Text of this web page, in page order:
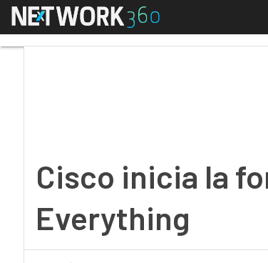
Menú
Cisco inicia la
Everything